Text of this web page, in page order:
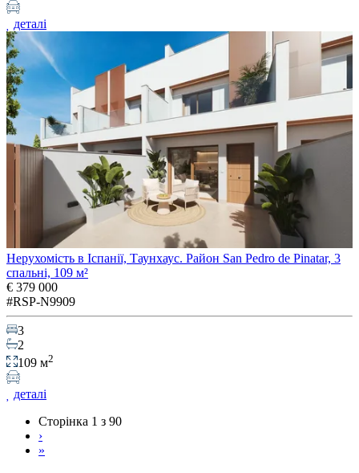
деталі
Нерухомість в Іспанії, Таунхаус. Район San Pedro de Pinatar, 3
спальні, 109 м²
€ 379 000
#RSP-N9909
3
2
109 м2
деталі
Сторінка 1 з 90
›
»